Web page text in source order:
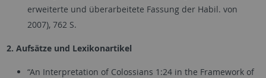
erweiterte und überarbeitete Fassung der Habil. von
2007), 762 S.
2. Aufsätze und Lexikonartikel
“An Interpretation of Colossians 1:24 in the Framework of